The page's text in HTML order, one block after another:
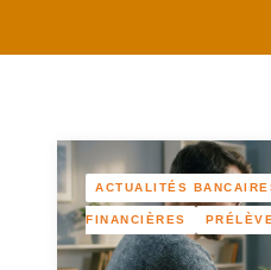
ACTUALITÉS
FINANCIÈRES